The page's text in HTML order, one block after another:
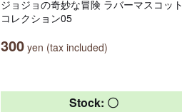
ジョジョの奇妙な冒険 ラバーマスコット
コレクション05
300 yen (tax included)
Stock: 〇